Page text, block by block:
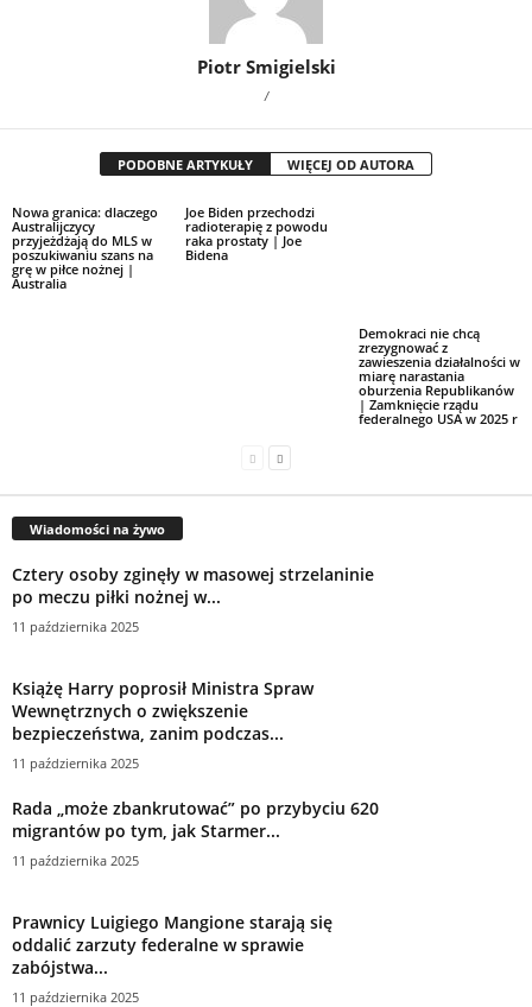
Piotr Smigielski
/
PODOBNE ARTYKUŁY WIĘCEJ OD AUTORA
Nowa granica: dlaczego
Australijczycy
przyjeżdżają do MLS w
poszukiwaniu szans na
grę w piłce nożnej |
Australia
Joe Biden przechodzi
radioterapię z powodu
raka prostaty | Joe
Bidena
Demokraci nie chcą
zrezygnować z
zawieszenia działalności w
miarę narastania
oburzenia Republikanów
| Zamknięcie rządu
federalnego USA w 2025 r
Wiadomości na żywo
Cztery osoby zginęły w masowej strzelaninie
po meczu piłki nożnej w...
11 października 2025
Książę Harry poprosił Ministra Spraw
Wewnętrznych o zwiększenie
bezpieczeństwa, zanim podczas...
11 października 2025
Rada „może zbankrutować” po przybyciu 620
migrantów po tym, jak Starmer...
11 października 2025
Prawnicy Luigiego Mangione starają się
oddalić zarzuty federalne w sprawie
zabójstwa...
11 października 2025